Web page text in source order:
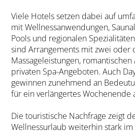
Viele Hotels setzen dabei auf
mit Wellnessanwendungen,
Pools und regionalen
sind Arrangements mit zwei oder
Massageleistungen,
privaten Spa-Angeboten. Auch
gewinnen zunehmend an
für ein verlängertes Wochenende
Die touristische Nachfrage zeigt
Wellnessurlaub weiterhin stark